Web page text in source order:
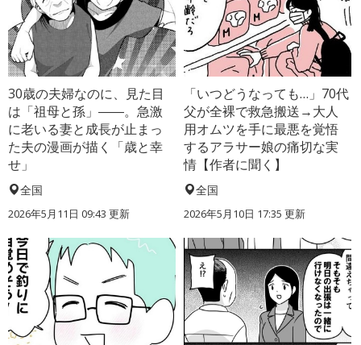
30歳の夫婦なのに、見た目
は「祖母と孫」――。急激
に老いる妻と成長が止まっ
た夫の漫画が描く「歳と幸
せ」
全国
2026年5月11日 09:43 更新
「いつどうなっても…」70代
父が全裸で救急搬送→大人
用オムツを手に最悪を覚悟
するアラサー娘の痛切な実
情【作者に聞く】
全国
2026年5月10日 17:35 更新